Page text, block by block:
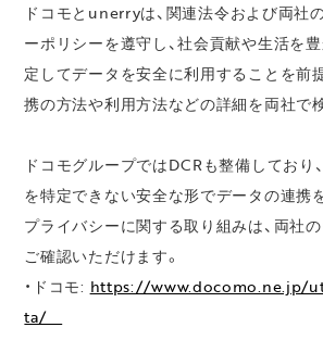
ドコモとunerryは、関連法令および両社
ーポリシーを遵守し、社会貢献や生活を
定してデータを安全に利用することを前
携の方法や利用方法などの詳細を両社で
ドコモグループではDCRも整備しており
を特定できない安全な形でデータの連携
プライバシーに関する取り組みは、両社
ご確認いただけます。
・ドコモ: https://www.docomo.ne.jp/
ta/